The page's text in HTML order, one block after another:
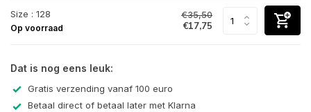
Size : 128
Op voorraad
€35,50
€17,75
Dat is nog eens leuk:
Gratis verzending vanaf 100 euro
Betaal direct of betaal later met Klarna